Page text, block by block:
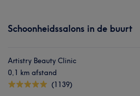
Schoonheidssalons in de buurt
Artistry Beauty Clinic
0,1 km afstand
(1139)